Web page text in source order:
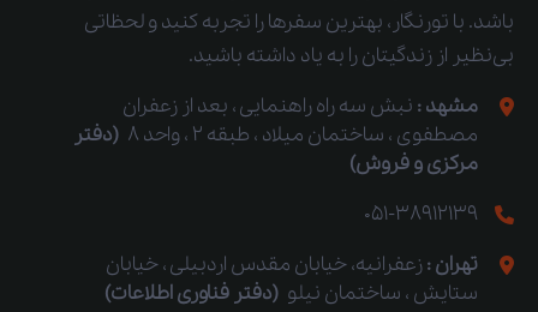
باشد. با تورنگار، بهترین سفرها را تجربه کنید و لحظاتی
بی‌نظیر از زندگیتان را به یاد داشته باشید.
مشهد : نبش سه راه راهنمایی ، بعد از زعفران
مصطفوی ، ساختمان میلاد ، طبقه 2 ، واحد 8
(دفتر
مرکزی و فروش)
051-38912139
تهران :زعفرانیه، خیابان مقدس اردبیلی ، خیابان
ستایش ، ساختمان نیلو (دفتر فناوری اطلاعات)